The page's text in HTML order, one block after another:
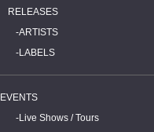
RELEASES
ARTISTS
LABELS
EVENTS
Live Shows / Tours